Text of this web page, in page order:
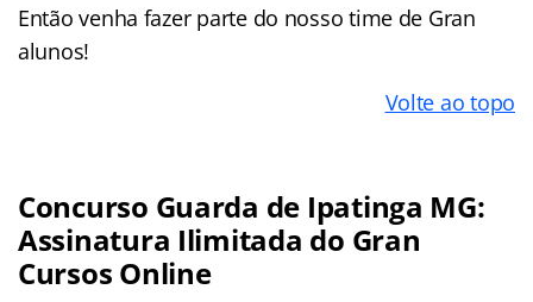
Então venha fazer parte do nosso time de Gran
alunos!
Volte ao topo
Concurso Guarda de Ipatinga MG:
Assinatura Ilimitada do Gran
Cursos Online